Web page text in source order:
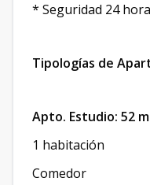
* Seguridad 24
Tipologías de
Apto. Estudio: 52
1 habitación
Comedor